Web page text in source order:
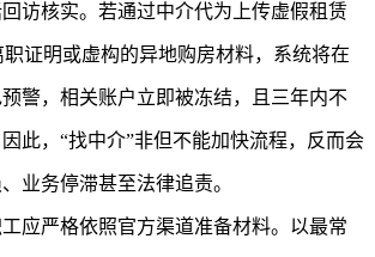
访核实。若通过中介代为上传虚假租赁
职证明或虚构的异地购房材料，系统将在
警，相关账户立即被冻结，且三年内不
此，“找中介”非但不能加快流程，反而会
业务停滞甚至法律追责。
应严格依照官方渠道准备材料。以最常